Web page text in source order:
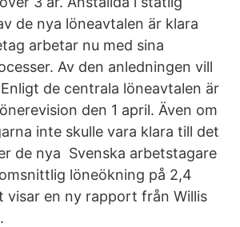
de nya löneavtalen är klara
arbetar nu med sina
Av den anledningen vill
de centrala löneavtalen är
den 1 april. Även om
inte skulle vara klara till det
de nya Svenska arbetstagare
löneökning på 2,4
visar en ny rapport från Willis